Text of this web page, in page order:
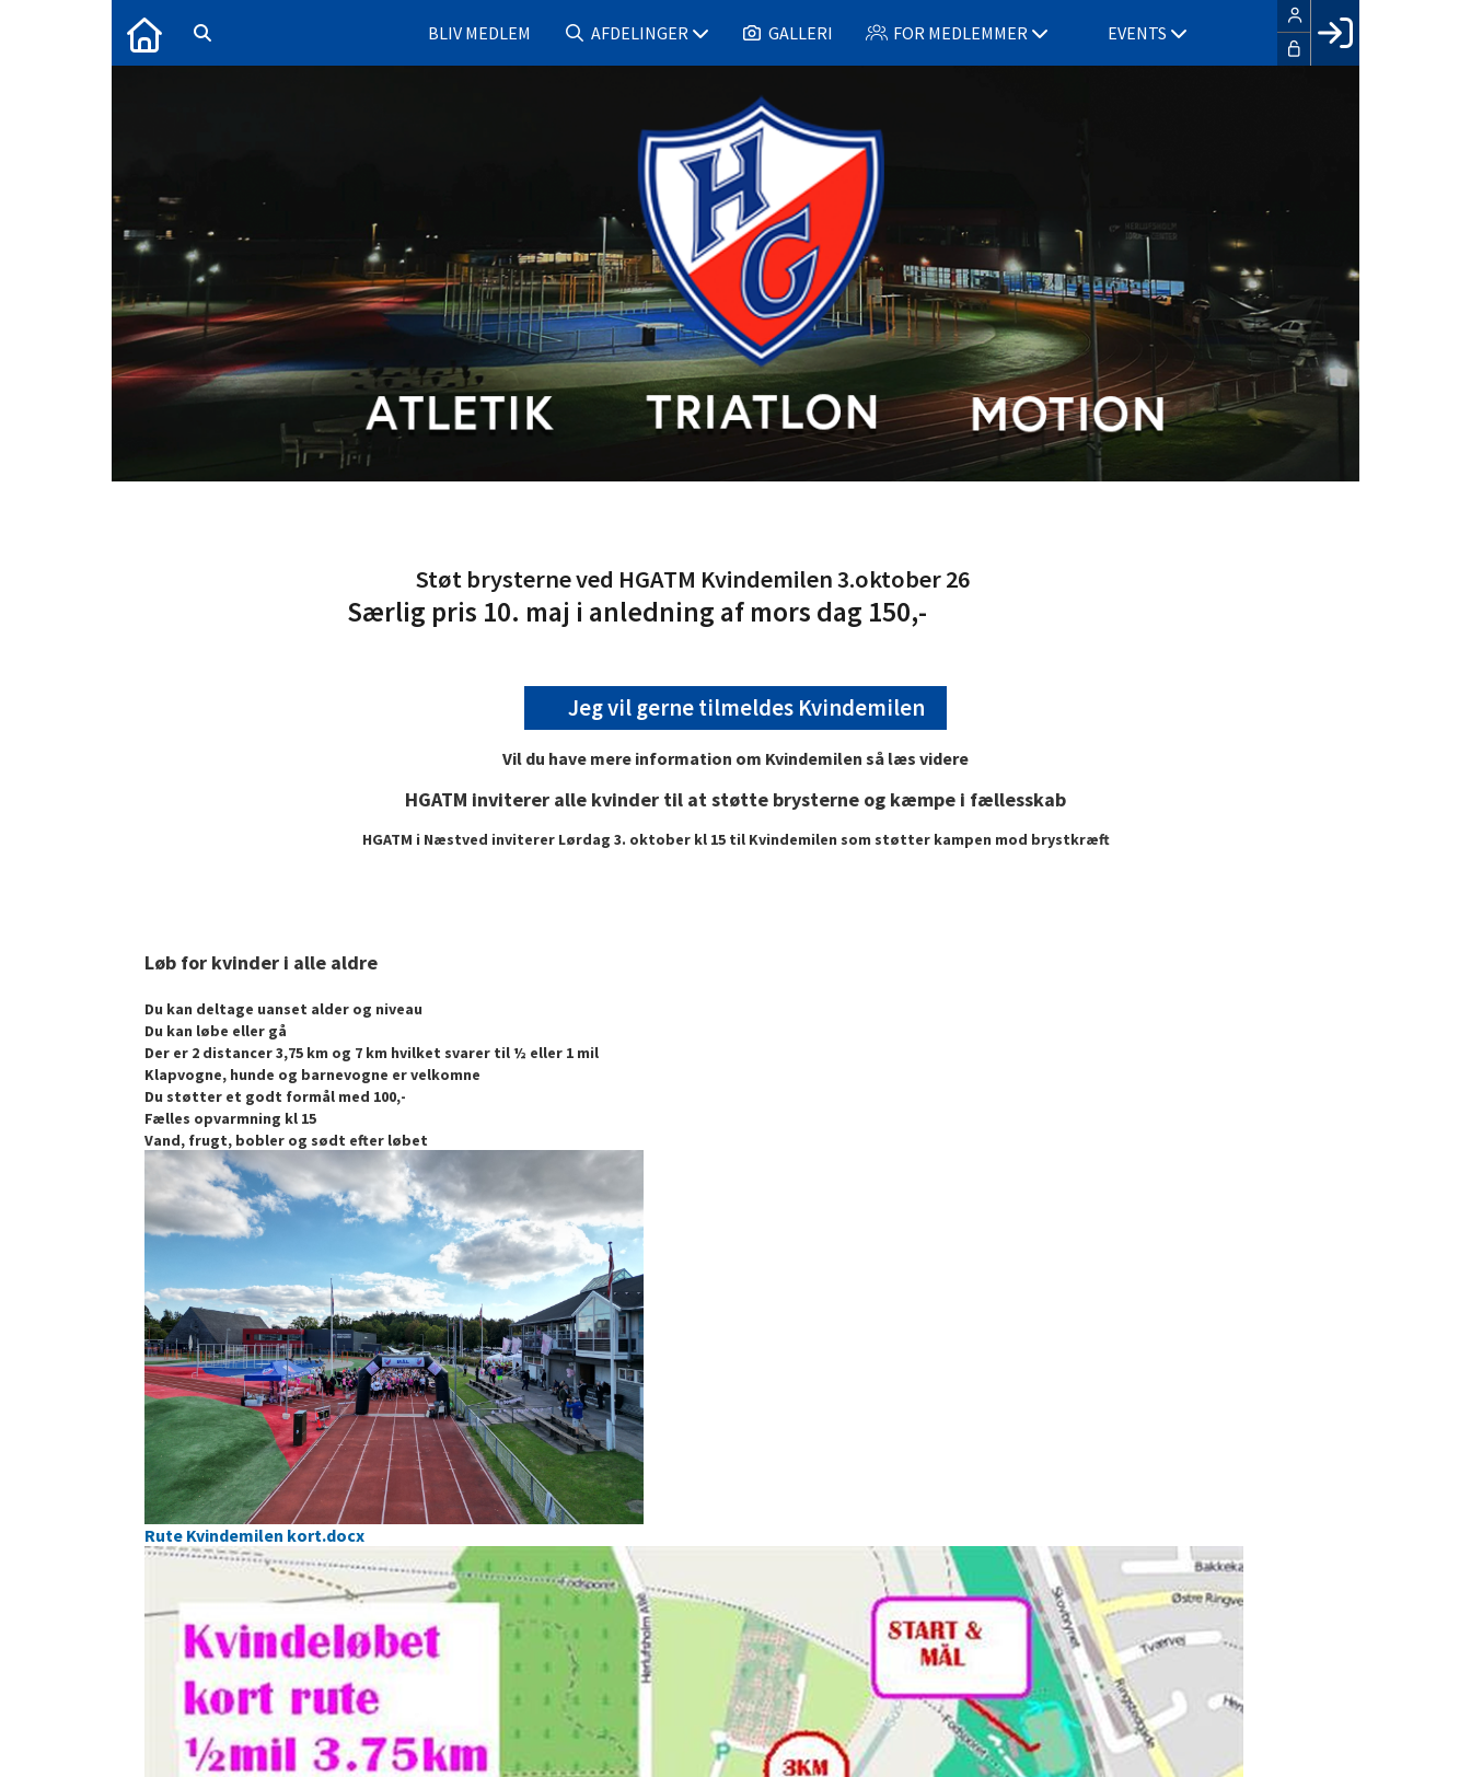
BLIV MEDLEM AFDELINGER GALLERI FOR MEDLEMMER EVENTS
Støt brysterne ved HGATM Kvindemilen 3.oktober 26
Særlig pris 10. maj i anledning af mors dag 150,-
Jeg vil gerne tilmeldes Kvindemilen
Vil du have mere information om Kvindemilen så læs videre
HGATM inviterer alle kvinder til at støtte brysterne og kæmpe i fællesskab
HGATM i Næstved inviterer Lørdag 3. oktober kl 15 til Kvindemilen som støtter kampen mod brystkræft
Løb for kvinder i alle aldre
Du kan deltage uanset alder og niveau
Du kan løbe eller gå
Der er 2 distancer 3,75 km og 7 km hvilket svarer til ½ eller 1 mil
Klapvogne, hunde og barnevogne er velkomne
Du støtter et godt formål med 100,-
Fælles opvarmning kl 15
Vand, frugt, bobler og sødt efter løbet
Rute Kvindemilen kort.docx